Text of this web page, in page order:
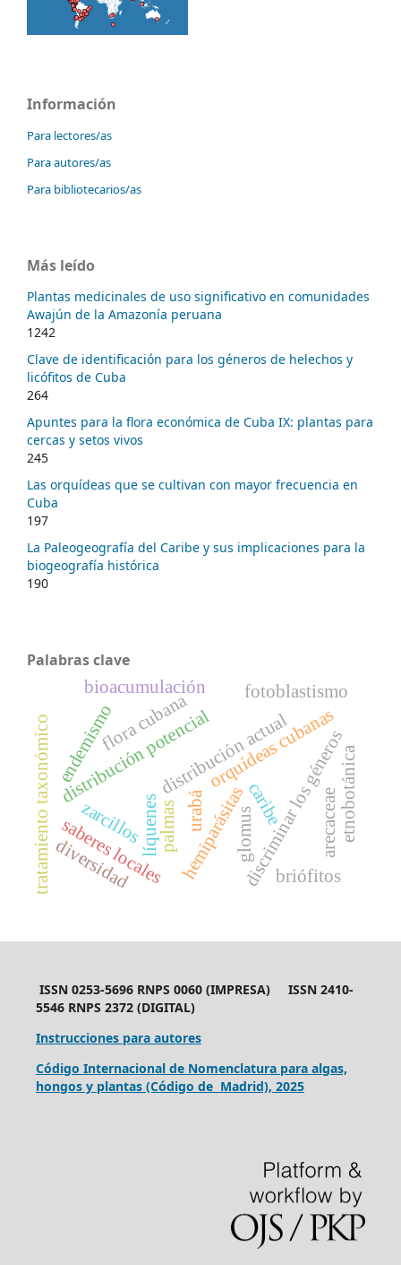
Información
Para lectores/as
Para autores/as
Para bibliotecarios/as
Más leído
Plantas medicinales de uso significativo en comunidades
Awajún de la Amazonía peruana
1242
Clave de identificación para los géneros de helechos y
licófitos de Cuba
264
Apuntes para la flora económica de Cuba IX: plantas para
cercas y setos vivos
245
Las orquídeas que se cultivan con mayor frecuencia en
Cuba
197
La Paleogeografía del Caribe y sus implicaciones para la
biogeografía histórica
190
Palabras clave
orquídeas cubanas
discriminar los géneros
distribución actual
distribución potencial caribe
endemismo
líquenes
saberes locales hemiparásitas
flora cubana
tratamiento taxonómico etnobotánica
urabá arecaceae
palmas
bioacumulación
briófitos
fotoblastismo
diversidad
glomus
zarcillos
ISSN 0253-5696 RNPS 0060 (IMPRESA) ISSN 2410-
5546 RNPS 2372 (DIGITAL)
Instrucciones para autores
Código Internacional de Nomenclatura para algas,
hongos y plantas (Código de Madrid), 2025